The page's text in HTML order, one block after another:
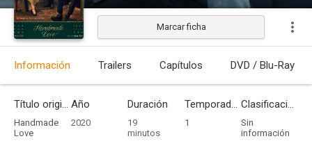
Marcar ficha
Información Trailers Capítulos DVD / Blu-Ray
Título original
Handmade
Love
Año
2020
Duración
19
minutos
Temporadas
1
Clasificación por edades
Sin
información